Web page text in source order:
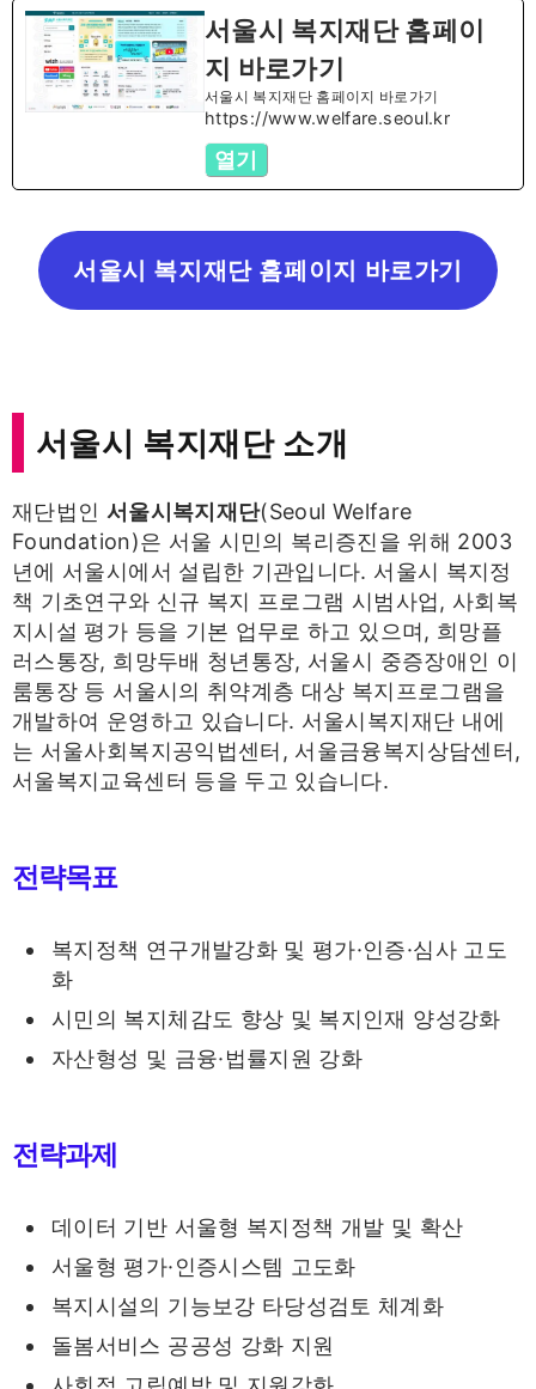
서울시 복지재단 홈페이
지 바로가기
서울시 복지재단 홈페이지 바로가기
https://www.welfare.seoul.kr
열기
서울시 복지재단 홈페이지 바로가기
서울시 복지재단 소개
재단법인 서울시복지재단(Seoul Welfare
Foundation)은 서울 시민의 복리증진을 위해 2003
년에 서울시에서 설립한 기관입니다. 서울시 복지정
책 기초연구와 신규 복지 프로그램 시범사업, 사회복
지시설 평가 등을 기본 업무로 하고 있으며, 희망플
러스통장, 희망두배 청년통장, 서울시 중증장애인 이
룸통장 등 서울시의 취약계층 대상 복지프로그램을
개발하여 운영하고 있습니다. 서울시복지재단 내에
는 서울사회복지공익법센터, 서울금융복지상담센터,
서울복지교육센터 등을 두고 있습니다.
전략목표
복지정책 연구개발강화 및 평가·인증·심사 고도
화
시민의 복지체감도 향상 및 복지인재 양성강화
자산형성 및 금융·법률지원 강화
전략과제
데이터 기반 서울형 복지정책 개발 및 확산
서울형 평가·인증시스템 고도화
복지시설의 기능보강 타당성검토 체계화
돌봄서비스 공공성 강화 지원